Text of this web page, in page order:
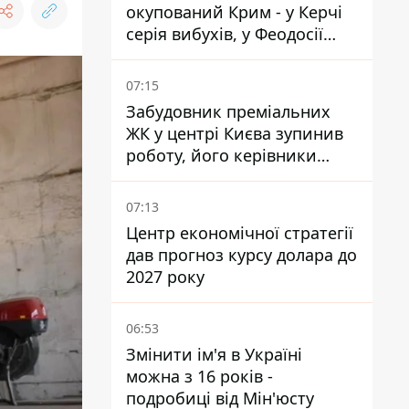
окупований Крим - у Керчі
серія вибухів, у Феодосії
пожежа
07:15
Забудовник преміальних
ЖК у центрі Києва зупинив
роботу, його керівники
втекли з України - Bihus.info
07:13
Центр економічної стратегії
дав прогноз курсу долара до
2027 року
06:53
Змінити ім'я в Україні
можна з 16 років -
подробиці від Мін'юсту